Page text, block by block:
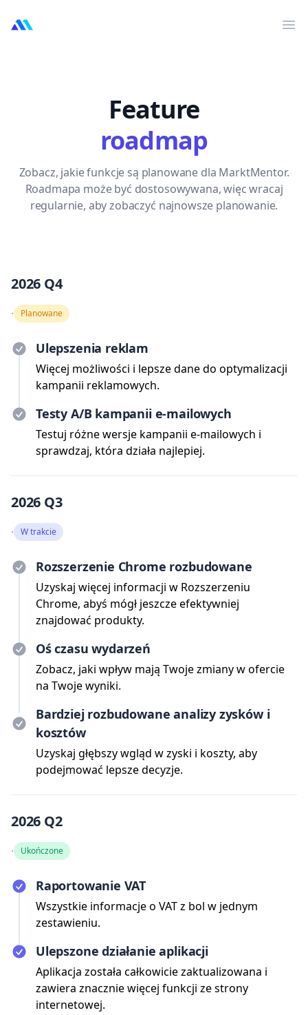
MarktMentor
Feature
roadmap
Zobacz, jakie funkcje są planowane dla MarktMentor.
Roadmapa może być dostosowywana, więc wracaj
regularnie, aby zobaczyć najnowsze planowanie.
2026 Q4
· Planowane
Ulepszenia reklam
Więcej możliwości i lepsze dane do optymalizacji
kampanii reklamowych.
Testy A/B kampanii e-mailowych
Testuj różne wersje kampanii e-mailowych i
sprawdzaj, która działa najlepiej.
2026 Q3
· W trakcie
Rozszerzenie Chrome rozbudowane
Uzyskaj więcej informacji w Rozszerzeniu
Chrome, abyś mógł jeszcze efektywniej
znajdować produkty.
Oś czasu wydarzeń
Zobacz, jaki wpływ mają Twoje zmiany w ofercie
na Twoje wyniki.
Bardziej rozbudowane analizy zysków i
kosztów
Uzyskaj głębszy wgląd w zyski i koszty, aby
podejmować lepsze decyzje.
2026 Q2
· Ukończone
Raportowanie VAT
Wszystkie informacje o VAT z bol w jednym
zestawieniu.
Ulepszone działanie aplikacji
Aplikacja została całkowicie zaktualizowana i
zawiera znacznie więcej funkcji ze strony
internetowej.